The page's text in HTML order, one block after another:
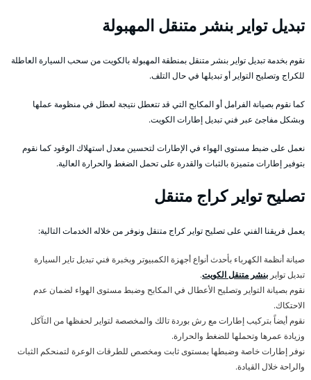
تبديل تواير بنشر متنقل المهبولة
نقوم بخدمة تبديل تواير بنشر متنقل بمنطقة المهبولة بالكويت من سحب السيارة العاطلة
للكراج وتصليح التواير أو تبديلها في حال التلف.
كما نقوم بصيانة الفرامل أو المكابح التي قد تتعطل نتيجة لعطل في منظومة عملها
وبشكل مفاجئ عبر فني تبديل إطارات الكويت.
نعمل على ضبط مستوى الهواء في الإطارات لتحسين معدل استهلاك الوقود كما نقوم
بتوفير إطارات متميزة بالثبات والقدرة على تحمل الضغط والحرارة العالية.
تصليح تواير كراج متنقل
يعمل فريقنا الفني على تصليح تواير كراج متنقل ونوفر من خلاله الخدمات التالية:
صيانة أنظمة الكهرباء بأحدث أنواع أجهزة الكمبيوتر وبخبرة فني تبديل تاير السيارة
تبديل تواير بنشر متنقل الكويت.
نقوم بصيانة التواير وتصليح الأعطال في المكابح وضبط مستوى الهواء لضمان عدم
الاحتكاك.
نقوم أيضاً بتركيب إطارات مع رش بوردة تالك والمخصصة لتواير لحفظها من التآكل
وزيادة عمرها وتحملها للضغط والحرارة.
نوفر إطارات خاصة وضبطها بمستوى ثابت ومخصص للطرقات الوعرة لتمنحكم الثبات
والراحة خلال القيادة.